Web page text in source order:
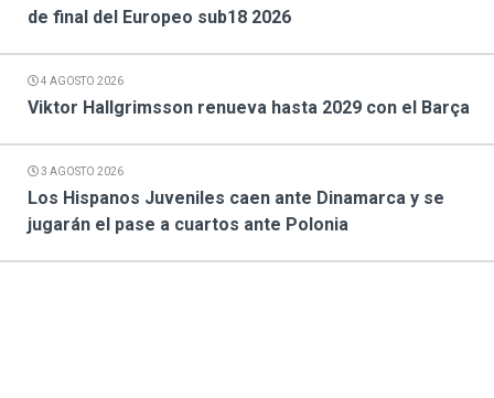
de final del Europeo sub18 2026
4 AGOSTO 2026
Viktor Hallgrimsson renueva hasta 2029 con el Barça
3 AGOSTO 2026
Los Hispanos Juveniles caen ante Dinamarca y se
jugarán el pase a cuartos ante Polonia